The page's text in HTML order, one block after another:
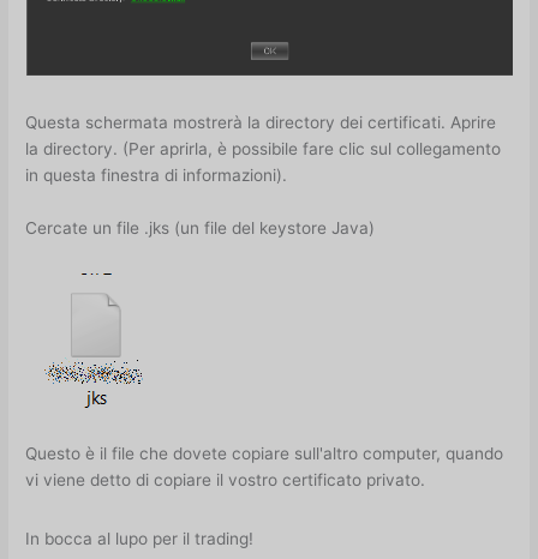
Questa schermata mostrerà la directory dei certificati. Aprire
la directory. (Per aprirla, è possibile fare clic sul collegamento
in questa finestra di informazioni).
Cercate un file .jks (un file del keystore Java)
Questo è il file che dovete copiare sull'altro computer, quando
vi viene detto di copiare il vostro certificato privato.
In bocca al lupo per il trading!